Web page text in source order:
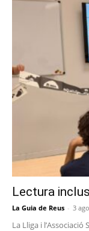
Lectura
La Guia de Reus - 3
La Lliga i